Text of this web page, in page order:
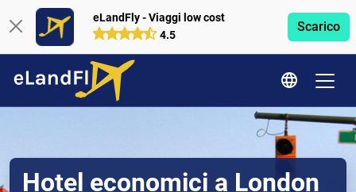
eLandFly - Viaggi low cost
4.5
Scarico
Hotel economici a London